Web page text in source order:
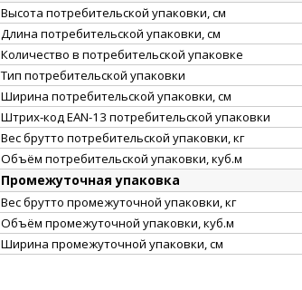
Высота потребительской упаковки, см
Длина потребительской упаковки, см
Количество в потребительской упаковке
Тип потребительской упаковки
Ширина потребительской упаковки, см
Штрих-код EAN-13 потребительской упаковки
Вес брутто потребительской упаковки, кг
Объём потребительской упаковки, куб.м
Промежуточная упаковка
Вес брутто промежуточной упаковки, кг
Объём промежуточной упаковки, куб.м
Ширина промежуточной упаковки, см